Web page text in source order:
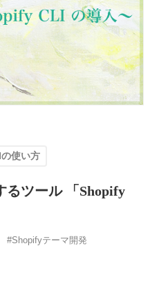
flow
shop
blog
recruit
使い方
るツール 「Shopify
Shopifyテーマ開発